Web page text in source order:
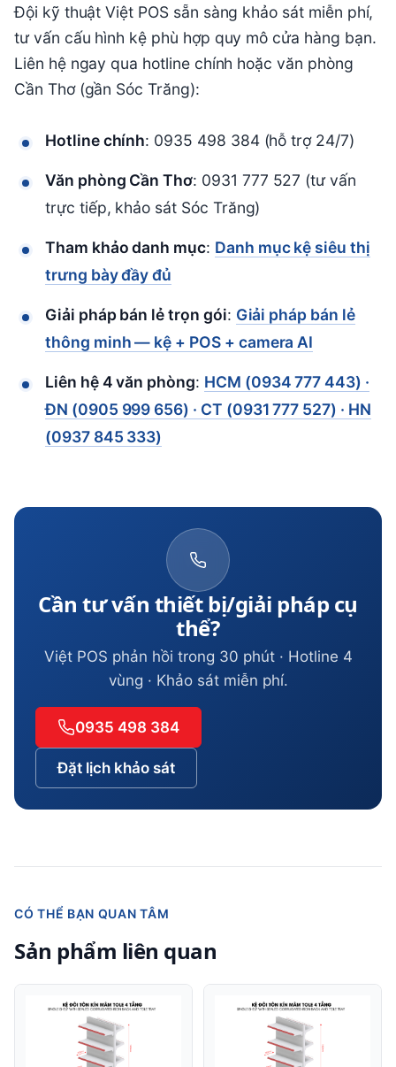
Đội kỹ thuật Việt POS sẵn sàng khảo sát miễn phí,
tư vấn cấu hình kệ phù hợp quy mô cửa hàng bạn.
Liên hệ ngay qua hotline chính hoặc văn phòng
Cần Thơ (gần Sóc Trăng):
Hotline chính: 0935 498 384 (hỗ trợ 24/7)
Văn phòng Cần Thơ: 0931 777 527 (tư vấn
trực tiếp, khảo sát Sóc Trăng)
Tham khảo danh mục: Danh mục kệ siêu thị
trưng bày đầy đủ
Giải pháp bán lẻ trọn gói: Giải pháp bán lẻ
thông minh — kệ + POS + camera AI
Liên hệ 4 văn phòng: HCM (0934 777 443) ·
ĐN (0905 999 656) · CT (0931 777 527) · HN
(0937 845 333)
Cần tư vấn thiết bị/giải pháp cụ
thể?
Việt POS phản hồi trong 30 phút · Hotline 4
vùng · Khảo sát miễn phí.
0935 498 384
Đặt lịch khảo sát
CÓ THỂ BẠN QUAN TÂM
Sản phẩm liên quan